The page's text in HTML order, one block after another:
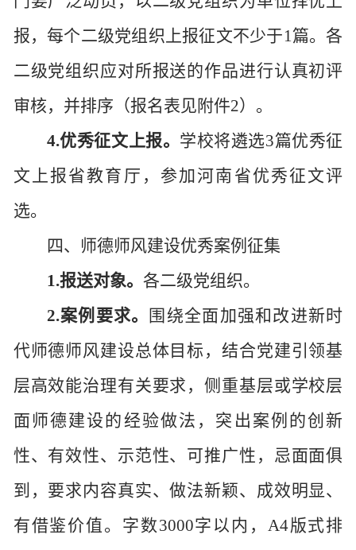
报，每个二级党组织上报征文不少于1篇。各
二级党组织应对所报送的作品进行认真初评
审核，并排序（报名表见附件2）。
4.优秀征文上报。 学校将遴选3篇优秀征
文上报省教育厅，参加河南省优秀征文评
选。
四、师德师风建设优秀案例征集
1.报送对象。 各二级党组织。
2.案例要求。
围绕全面加强和改进新时
代师德师风建设总体目标，结合党建引领基
层高效能治理有关要求，侧重基层或学校层
面师德建设的经验做法，突出案例的创新
性、有效性、示范性、可推广性，忌面面俱
到，要求内容真实、做法新颖、成效明显、
有借鉴价值。 字数3000字 以内 ， A4版式排